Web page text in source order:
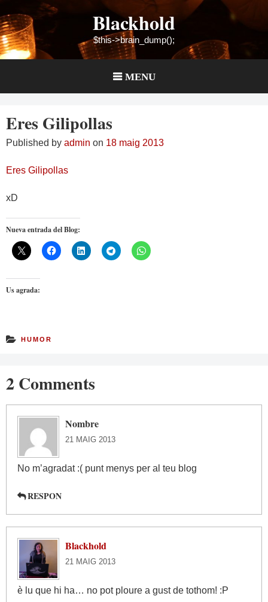
to
content
Blackhold
$this->brain_dump();
MENU
Eres Gilipollas
Published by admin on 18 maig 2013
Eres Gilipollas
xD
Nueva entrada del Blog:
Us agrada:
HUMOR
2 Comments
Nombre
21 MAIG 2013
No m’agradat :( punt menys per al teu blog
RESPON
Blackhold
21 MAIG 2013
è lu que hi ha… no pot ploure a gust de tothom! :P